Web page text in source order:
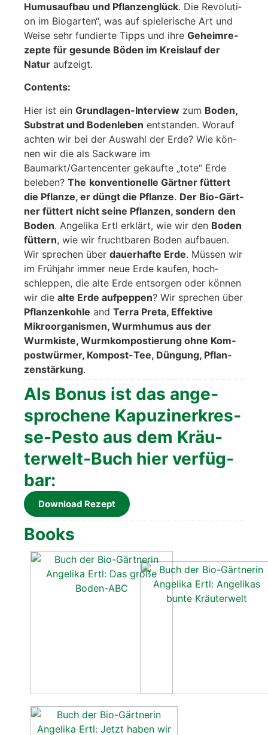
Humus­auf­bau und Pflan­zen­glück. Die Revo­lu­ti­
on im Bio­gar­ten“, was auf spie­le­ri­sche Art und
Wei­se sehr fun­dier­te Tipps und ihre Geheim­re­
zep­te für gesun­de Böden im Kreis­lauf der
Natur auf­zeigt.
Con­tents:
Hier ist ein Grund­la­gen-Inter­view zum Boden,
Sub­strat und Boden­le­ben ent­stan­den. Wor­auf
ach­ten wir bei der Aus­wahl der Erde? Wie kön­
nen wir die als Sack­wa­re im
Baumarkt/Gartencenter gekauf­te „tote“ Erde
bele­ben? The kon­ven­tio­nel­le Gärt­ner füt­tert
die Pflan­ze, er düngt die Pflan­ze. Der Bio-Gärt­
ner füt­tert nicht sei­ne Pflan­zen, son­dern den
Boden. Ange­li­ka Ertl erklärt, wie wir den Boden
füt­tern, wie wir frucht­ba­ren Boden auf­bau­en.
Wir spre­chen über dau­er­haf­te Erde. Müs­sen wir
im Früh­jahr immer neue Erde kau­fen, hoch­
schlep­pen, die alte Erde ent­sor­gen oder kön­nen
wir die alte Erde auf­pep­pen? Wir spre­chen über
Pflan­zen­koh­le and Ter­ra Pre­ta, Effek­ti­ve
Mikro­or­ga­nis­men, Wurm­hu­mus aus der
Wurm­kis­te, Wurm­kom­pos­tie­rung ohne Kom­
post­wür­mer, Kom­post-Tee, Dün­gung, Pflan­
zen­stär­kung.
Als Bonus ist das ange­
spro­che­ne Kapu­zi­ner­kres­
se-Pes­to aus dem Kräu­
ter­welt-Buch hier ver­füg­
bar:
Down­load Rezept
Books